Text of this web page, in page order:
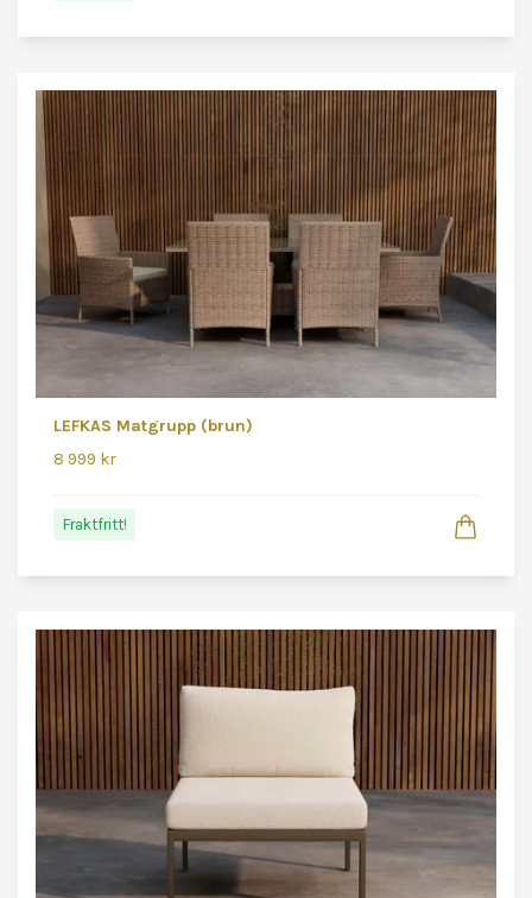
LEFKAS Matgrupp (brun)
8 999 kr
Fraktfritt!